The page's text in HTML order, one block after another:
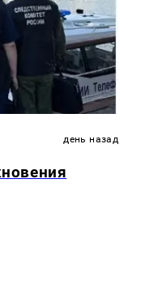
день назад